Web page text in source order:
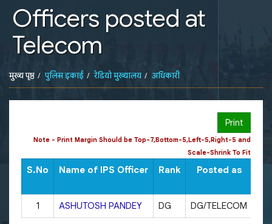
Officers posted at
Telecom
मुख्य पृष्ठ पुलिस इकाई रेडियो मुख्यालय अधिकारी
Print
Note - Print Margin Should be Top-7,Bottom-5,Left-5,Right-5 and
Scale-Shrink To Fit
S.No Name of IPS Officer Rank Posted as
1 ASHUTOSH PANDEY DG DG/TELECOM